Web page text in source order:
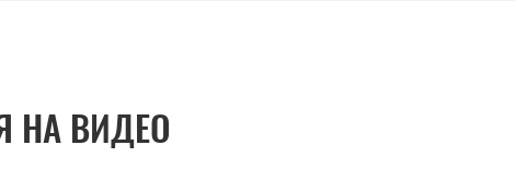
НА ВИДЕО